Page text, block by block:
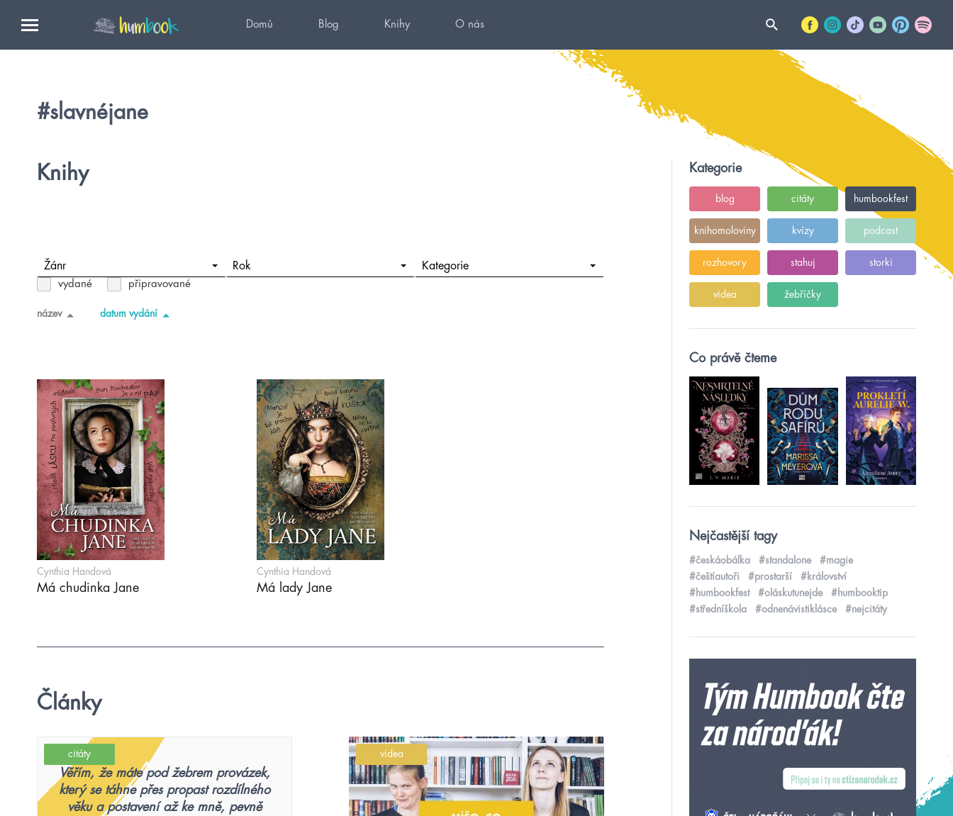
Domů Blog Knihy O nás
#slavnéjane
Knihy
Žánr Rok Kategorie
vydané připravované
název datum vydání
Cynthia Handová
Má chudinka Jane
Cynthia Handová
Má lady Jane
Články
citáty
Věřím, že máte pod žebrem provázek,
který se táhne přes propast rozdílného
věku a postavení až ke mně, pevně
videa
Kategorie
blog citáty humbookfest
knihomoloviny kvízy podcast
rozhovory stahuj storki
videa žebříčky
Co právě čteme
Nejčastější tagy
#českáobálka #standalone
#magie
#češtíautoři
#prostarší
#království
#humbookfest
#oláskutunejde
#humbooktip
#středníškola
#odnenávistiklásce #nejcitáty